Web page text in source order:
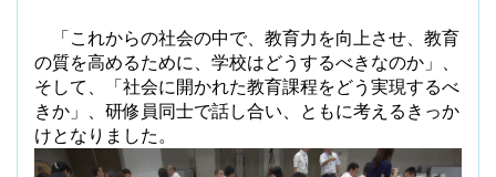
「これからの社会の中で、教育力を向上させ、教育
の質を高めるために、学校はどうするべきなのか」、
そして、「社会に開かれた教育課程をどう実現するべ
きか」、研修員同士で話し合い、ともに考えるきっか
けとなりました。